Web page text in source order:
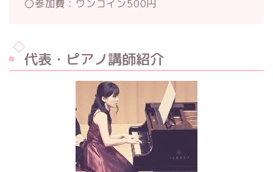
〇参加費：ワンコイン500円
代表・ピアノ講師紹介